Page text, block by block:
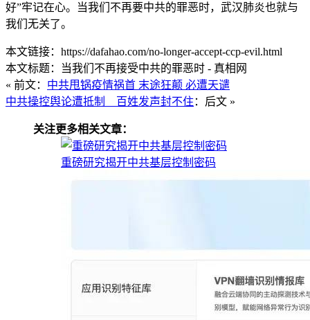
好”牢记在心。当我们不再要中共的罪恶时，武汉肺炎也就与
我们无关了。
本文链接：https://dafahao.com/no-longer-accept-ccp-evil.html
本文标题：当我们不再接受中共的罪恶时 - 真相网
« 前文： 中共甩锅疫情祸首 末途狂颠 必遭天谴
中共操控舆论遭抵制 百姓发声封不住：后文 »
关注更多相关文章：
重磅研究揭开中共基层控制密码